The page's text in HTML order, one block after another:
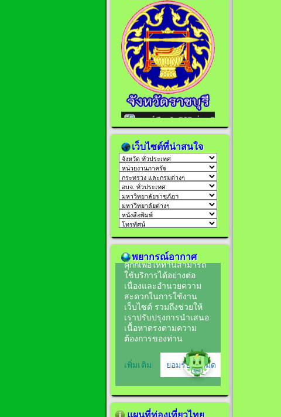
เว็บไซต์ที่น่าสนใจ
พยากรณ์อากาศ
แผนที่ท่องเที่ยวไทย